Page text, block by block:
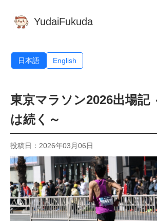
YudaiFukuda
日本語 English
東京マラソン2026出場記
は続く～
投稿日：2026年03月06日